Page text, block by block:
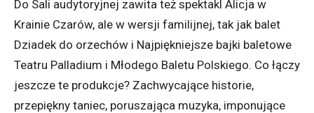
Do Sali audytoryjnej zawita też spektakl Alicja w
Krainie Czarów, ale w wersji familijnej, tak jak balet
Dziadek do orzechów i Najpiękniejsze bajki baletowe
Teatru Palladium i Młodego Baletu Polskiego. Co łączy
jeszcze te produkcje? Zachwycające historie,
przepiękny taniec, poruszająca muzyka, imponujące